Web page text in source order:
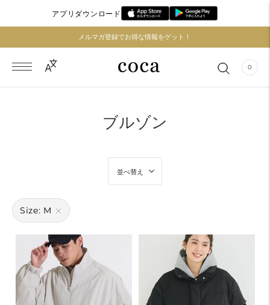
アプリダウンロード
メルマガ登録でお得な情報をゲット！
0
ブルゾン
並べ替え
Size: M